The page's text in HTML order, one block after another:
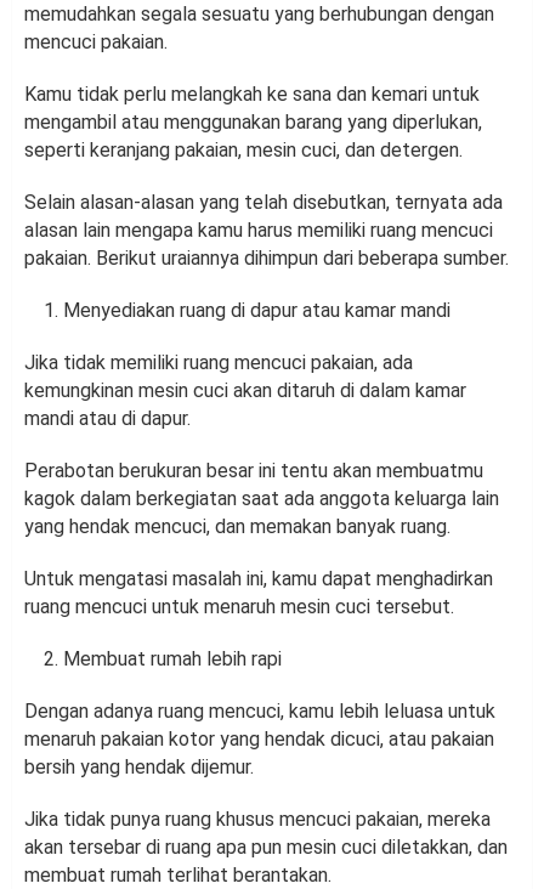
memudahkan segala sesuatu yang berhubungan dengan
mencuci pakaian.
Kamu tidak perlu melangkah ke sana dan kemari untuk
mengambil atau menggunakan barang yang diperlukan,
seperti keranjang pakaian, mesin cuci, dan detergen.
Selain alasan-alasan yang telah disebutkan, ternyata ada
alasan lain mengapa kamu harus memiliki ruang mencuci
pakaian. Berikut uraiannya dihimpun dari beberapa sumber.
Menyediakan ruang di dapur atau kamar mandi
Jika tidak memiliki ruang mencuci pakaian, ada
kemungkinan mesin cuci akan ditaruh di dalam kamar
mandi atau di dapur.
Perabotan berukuran besar ini tentu akan membuatmu
kagok dalam berkegiatan saat ada anggota keluarga lain
yang hendak mencuci, dan memakan banyak ruang.
Untuk mengatasi masalah ini, kamu dapat menghadirkan
ruang mencuci untuk menaruh mesin cuci tersebut.
Membuat rumah lebih rapi
Dengan adanya ruang mencuci, kamu lebih leluasa untuk
menaruh pakaian kotor yang hendak dicuci, atau pakaian
bersih yang hendak dijemur.
Jika tidak punya ruang khusus mencuci pakaian, mereka
akan tersebar di ruang apa pun mesin cuci diletakkan, dan
membuat rumah terlihat berantakan.